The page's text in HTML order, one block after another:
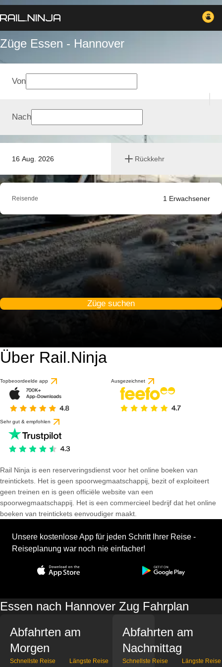
Züge Essen - Hannover
16 Aug. 2026 Rückkehr
Von
Nach
Reisende 1 Erwachsener
Züge suchen
Über Rail.Ninja
Topbeoordeelde app Ausgezeichnet
Sehr gut & empfohlen
Rail Ninja is een reserveringsdienst voor het online boeken van
treintickets. Het is geen spoorwegmaatschappij, bezit of exploiteert
geen treinen en is geen officiële website van een
spoorwegmaatschappij. Het is een commercieel bedrijf dat het online
boeken van treintickets eenvoudiger maakt.
Unsere kostenlose App für jeden Schritt Ihrer Reise -
Reiseplanung war noch nie einfacher!
Essen nach Hannover Zug Fahrplan
Abfahrten am
Morgen
Schnellste Reise Längste Reise
Abfahrten am
Nachmittag
Schnellste Reise Längste Reise
basierend auf 1